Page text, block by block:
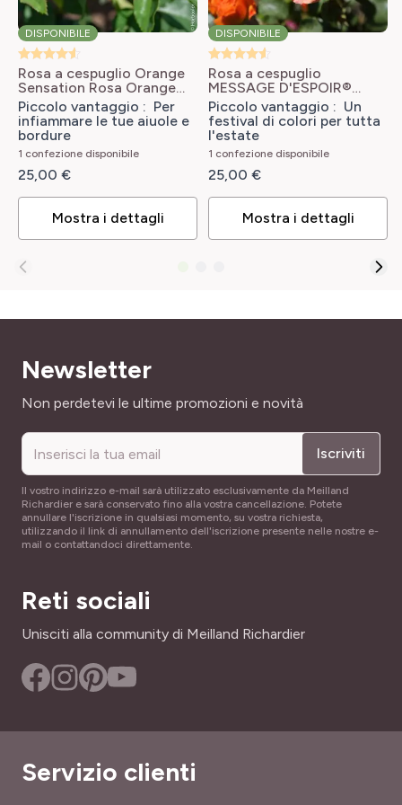
Ritrova tutti i consigli di messa a dimora delle rose ad
alberello.
A radice nuda o con zolla : quale confezione scegliere ?
CREATORE
MEILLAND
PROFUMO
Privo di profumo
PORTAMENTO
Arbustivo, Eretto
160861
geometrico
LARGHEZZA ADULTA
70 cm
TIPO DI TERRENO
Tutti
RUSTICITÀ
DISPONIBILE
Rosa a cespuglio Orange
Sensation Rosa Orange
Sensation
Piccolo vantaggio : Per
infiammare le tue aiuole e
bordure
1 confezione disponibile
25,00 €
Mostra i dettagli
DISPONIBILE
Rosa a cespuglio
MESSAGE D'ESPOIR®
Meishamalo Rosa x
polyantha Message
d'Espoir 'Meishamalo'
Piccolo vantaggio : Un
festival di colori per tutta
l'estate
1 confezione disponibile
25,00 €
Mostra i dettagli
Newsletter
Indirizzo email
Non perdetevi le ultime promozioni e novità
Iscriviti
Il vostro indirizzo e-mail sarà utilizzato esclusivamente da Meilland
Richardier e sarà conservato fino alla vostra cancellazione. Potete
annullare l'iscrizione in qualsiasi momento, su vostra richiesta,
utilizzando il link di annullamento dell'iscrizione presente nelle nostre e-
mail o contattandoci direttamente.
Reti sociali
Unisciti alla community di Meilland Richardier
Servizio clienti